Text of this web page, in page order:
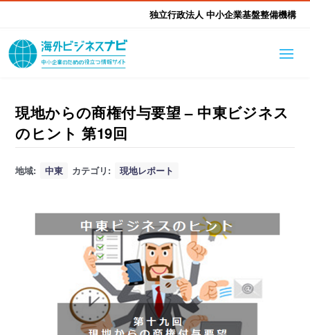
独立行政法人 中小企業基盤整備機構
海外ビジネスナビとは
はじめて海外
海外展開そもそも講座 生成AI活用ツール集
ふかぼり海外
進出・支援事例 調査レポート
本部・関東本部 北海道本部
東北本部
北陸本部 近畿本部
支援メニュー
海外展開アドバイス支援 支援機関相談
海外展開支援メニュー 関係機関のリンク集
現地からの商権付与要望 – 中東ビジネス
のヒント 第19回
地域: 中東 カテゴリ: 現地レポート